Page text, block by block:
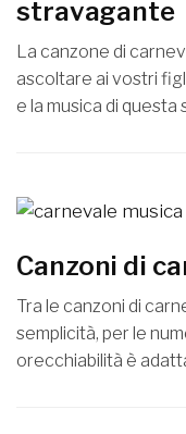
stravagante
La canzone di
ascoltare ai vostri
e la musica di questa
Canzoni di
Tra le canzoni di
semplicità, per le
orecchiabilità è